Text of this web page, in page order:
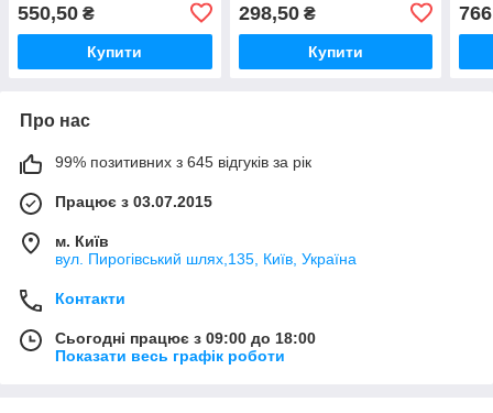
550,50 ₴
Купити
298,50₴
Купити
Про нас
99% позитивних з 645 відгуків за рік
Працює з 03.07.2015
м. Київ
вул. Пирогівський шлях,135, Київ, Україна
Контакти
Сьогодні працює з 09:00 до 18:00
Показати весь графік роботи